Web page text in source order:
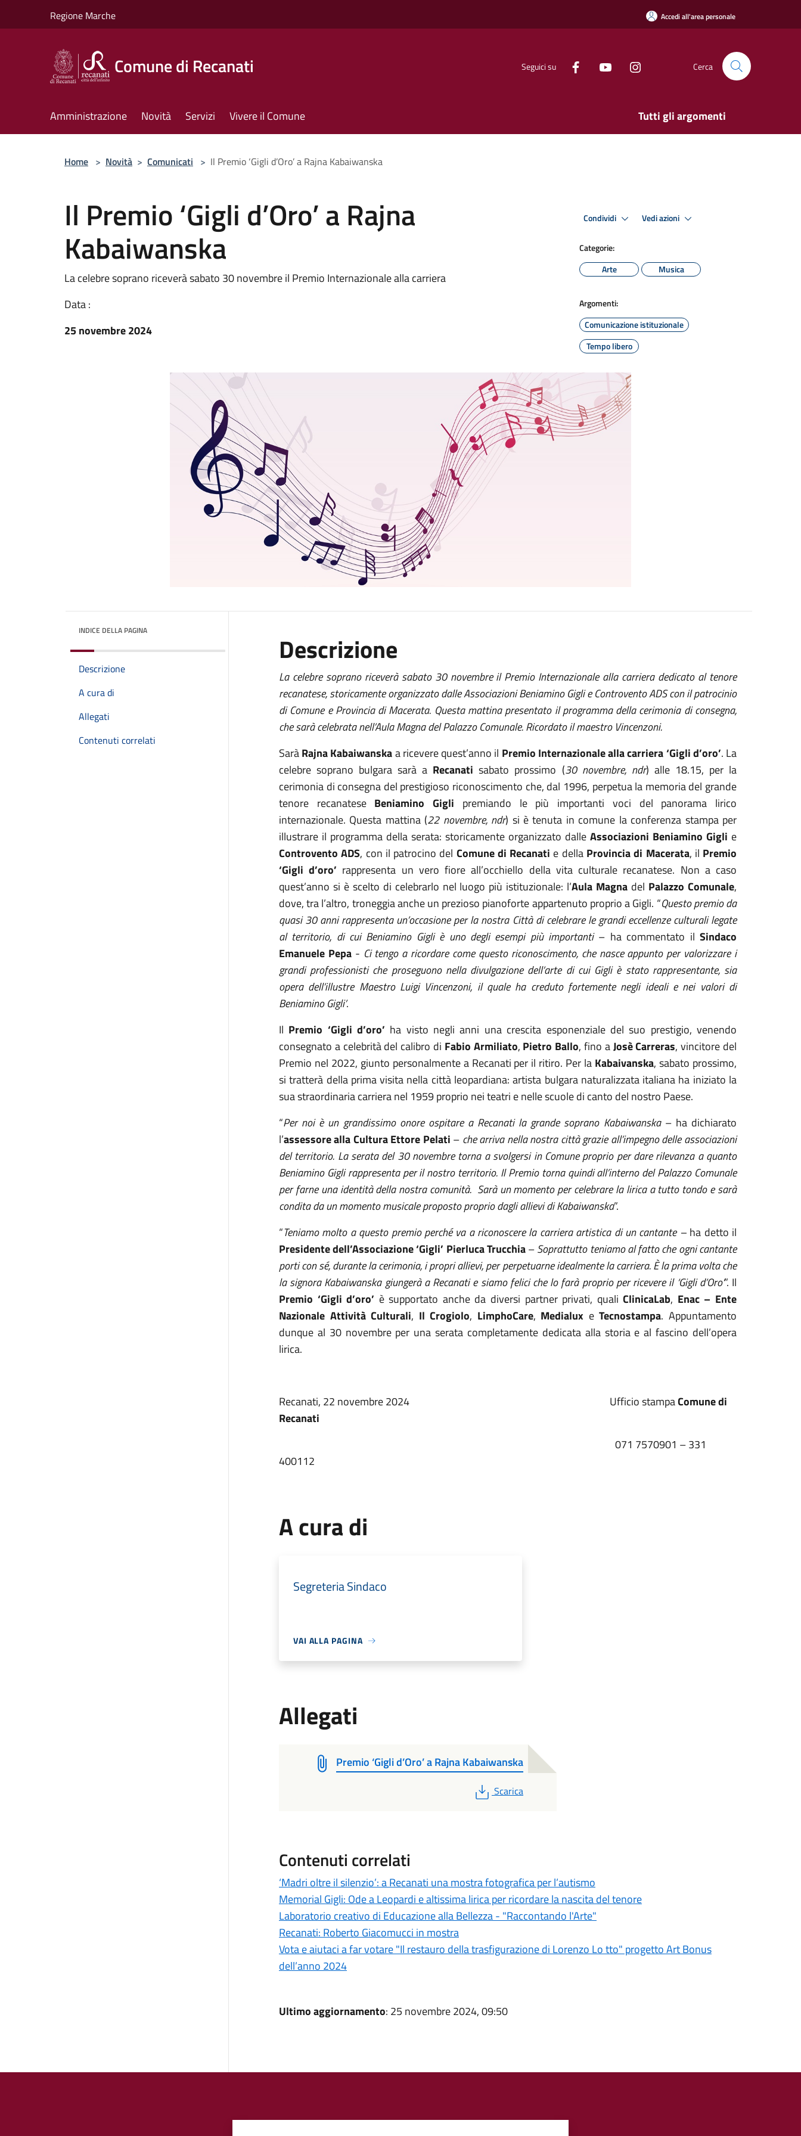
Regione Marche Accedi all'area personale
Comune di Recanati Seguici su Cerca
Amministrazione Novità Servizi Vivere il Comune Tutti gli argomenti
Home > Novità > Comunicati > Il Premio ‘Gigli d’Oro’ a Rajna Kabaiwanska
Il Premio ‘Gigli d’Oro’ a Rajna
Kabaiwanska
La celebre soprano riceverà sabato 30 novembre il Premio Internazionale alla carriera
Data :
25 novembre 2024
Condividi Vedi azioni
Categorie:
Arte
Musica
Argomenti:
Comunicazione istituzionale
Tempo libero
INDICE DELLA PAGINA
Descrizione
A cura di
Allegati
Contenuti correlati
Descrizione
La celebre soprano riceverà sabato 30 novembre il Premio Internazionale alla carriera dedicato al tenore
recanatese, storicamente organizzato dalle Associazioni Beniamino Gigli e Controvento ADS con il patrocinio
di Comune e Provincia di Macerata. Questa mattina presentato il programma della cerimonia di consegna,
che sarà celebrata nell’Aula Magna del Palazzo Comunale. Ricordato il maestro Vincenzoni.
SaràRajna Kabaiwanskaa ricevere quest’anno il Premio Internazionale alla carriera ‘Gigli d’oro’. La
celebre soprano bulgara sarà a Recanati sabato prossimo (30 novembre, ndr) alle 18.15, per la
cerimonia di consegna del prestigioso riconoscimento che, dal 1996, perpetua la memoria del grande
tenore recanatese Beniamino Gigli premiando le più importanti voci del panorama lirico
internazionale. Questa mattina (22 novembre, ndr) si è tenuta in comune la conferenza stampa per
illustrare il programma della serata: storicamente organizzato dalle Associazioni Beniamino Gigli e
Controvento ADS, con il patrocino del Comune di Recanati e della Provincia di Macerata, il Premio
‘Gigli d’oro’ rappresenta un vero fiore all’occhiello della vita culturale recanatese. Non a caso
quest’anno si è scelto di celebrarlo nel luogo più istituzionale: l’Aula Magna del Palazzo Comunale,
dove, tra l’altro, troneggia anche un prezioso pianoforte appartenuto proprio a Gigli. “Questo premio da
quasi 30 anni rappresenta un’occasione per la nostra Città di celebrare le grandi eccellenze culturali legate
al territorio, di cui Beniamino Gigli è uno degli esempi più importanti– ha commentato il Sindaco
Emanuele Pepa- Ci tengo a ricordare come questo riconoscimento, che nasce appunto per valorizzare i
grandi professionisti che proseguono nella divulgazione dell’arte di cui Gigli è stato rappresentante, sia
opera dell’illustre Maestro Luigi Vincenzoni, il quale ha creduto fortemente negli ideali e nei valori di
Beniamino Gigli’.
Il Premio ‘Gigli d’oro’ ha visto negli anni una crescita esponenziale del suo prestigio, venendo
consegnato a celebrità del calibro di Fabio Armiliato, Pietro Ballo, fino aJosè Carreras, vincitore del
Premio nel 2022, giunto personalmente a Recanati per il ritiro. Per la Kabaivanska, sabato prossimo,
si tratterà della prima visita nella città leopardiana: artista bulgara naturalizzata italiana ha iniziato la
sua straordinaria carriera nel 1959 proprio nei teatri e nelle scuole di canto del nostro Paese.
“Per noi è un grandissimo onore ospitare a Recanati la grande soprano Kabaiwanska– ha dichiarato
l’assessore alla Cultura Ettore Pelati – che arriva nella nostra città grazie all’impegno delle associazioni
del territorio. La serata del 30 novembre torna a svolgersi in Comune proprio per dare rilevanza a quanto
Beniamino Gigli rappresenta per il nostro territorio. Il Premio torna quindi all’interno del Palazzo Comunale
per farne una identità della nostra comunità. Sarà un momento per celebrare la lirica a tutto tondo e sarà
condita da un momento musicale proposto proprio dagli allievi di Kabaiwanska”.
“Teniamo molto a questo premio perché va a riconoscere la carriera artistica di un cantante – ha detto il
Presidente dell’Associazione ‘Gigli’ Pierluca Trucchia–Soprattutto teniamo al fatto che ogni cantante
porti con sé, durante la cerimonia, i propri allievi, per perpetuarne idealmente la carriera. È la prima volta che
la signora Kabaiwanska giungerà a Recanati e siamo felici che lo farà proprio per ricevere il ‘Gigli d’Oro’”. Il
Premio ‘Gigli d’oro’ è supportato anche da diversi partner privati, qualiClinicaLab, Enac – Ente
Nazionale Attività Culturali, Il Crogiolo, LimphoCare, Medialux eTecnostampa. Appuntamento
dunque al 30 novembre per una serata completamente dedicata alla storia e al fascino dell’opera
lirica.
Recanati, 22 novembre 2024 Ufficio stampaComune di
Recanati
071 7570901 – 331
400112
A cura di
Segreteria Sindaco
VAI ALLA PAGINA
Allegati
Premio ‘Gigli d’Oro’ a Rajna Kabaiwanska
PDF
Scarica
Contenuti correlati
‘Madri oltre il silenzio’: a Recanati una mostra fotografica per l’autismo
Memorial Gigli: Ode a Leopardi e altissima lirica per ricordare la nascita del tenore
Laboratorio creativo di Educazione alla Bellezza - "Raccontando l'Arte"
Recanati: Roberto Giacomucci in mostra
Vota e aiutaci a far votare "Il restauro della trasfigurazione di Lorenzo Lo tto" progetto Art Bonus
dell’anno 2024
Ultimo aggiornamento: 25 novembre 2024, 09:50